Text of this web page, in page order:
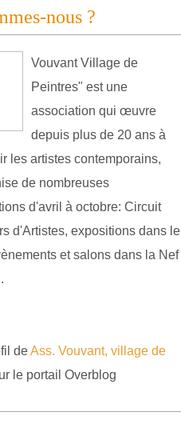
nous ?
Vouvant Village de
Peintres" est une
association qui œuvre
depuis plus de 20 ans à
les artistes contemporains,
de nombreuses
d'avril à octobre: Circuit
d'Artistes, expositions dans le
et salons dans la Nef
deAss. Vouvant, village de
le portail Overblog